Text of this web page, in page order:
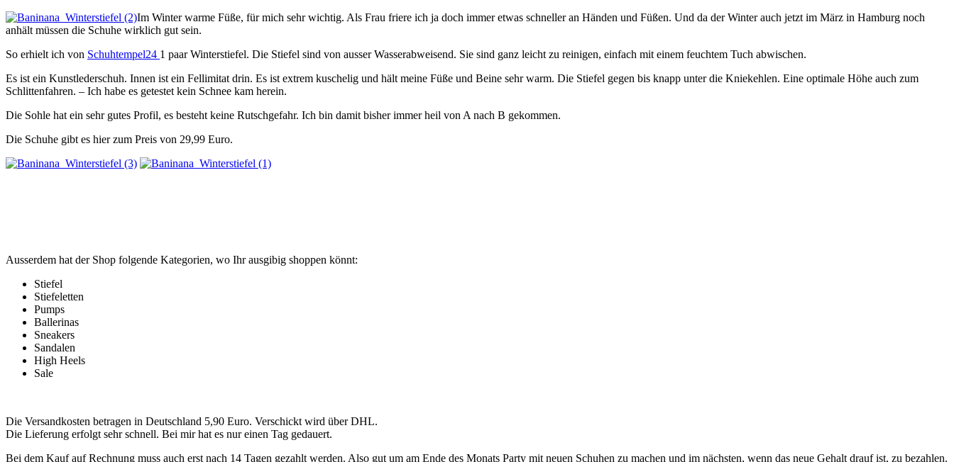
Im Winter warme Füße, für mich sehr wichtig. Als Frau friere ich ja doch immer etwas schneller an Händen und Füßen. Und da der Winter auch jetzt im März in Hamburg noch
anhält müssen die Schuhe wirklich gut sein.
So erhielt ich von Schuhtempel24 1 paar Winterstiefel. Die Stiefel sind von ausser Wasserabweisend. Sie sind ganz leicht zu reinigen, einfach mit einem feuchtem Tuch abwischen.
Es ist ein Kunstlederschuh. Innen ist ein Fellimitat drin. Es ist extrem kuschelig und hält meine Füße und Beine sehr warm. Die Stiefel gegen bis knapp unter die Kniekehlen. Eine optimale Höhe auch zum
Schlittenfahren. – Ich habe es getestet kein Schnee kam herein.
Die Sohle hat ein sehr gutes Profil, es besteht keine Rutschgefahr. Ich bin damit bisher immer heil von A nach B gekommen.
Die Schuhe gibt es hier zum Preis von 29,99 Euro.
Ausserdem hat der Shop folgende Kategorien, wo Ihr ausgibig shoppen könnt:
Stiefel
Stiefeletten
Pumps
Ballerinas
Sneakers
Sandalen
High Heels
Sale
Die Versandkosten betragen in Deutschland 5,90 Euro. Verschickt wird über DHL.
Die Lieferung erfolgt sehr schnell. Bei mir hat es nur einen Tag gedauert.
Bei dem Kauf auf Rechnung muss auch erst nach 14 Tagen gezahlt werden. Also gut um am Ende des Monats Party mit neuen Schuhen zu machen und im nächsten, wenn das neue Gehalt drauf ist, zu bezahlen.